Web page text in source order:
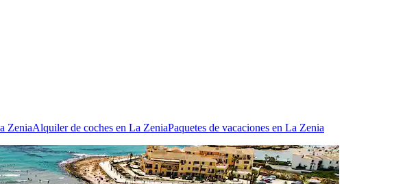
ZeniaAlquiler de coches en La ZeniaPaquetes de vacaciones en La Zenia